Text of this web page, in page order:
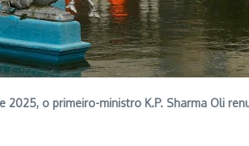
o primeiro-ministro K.P. Sharma Oli